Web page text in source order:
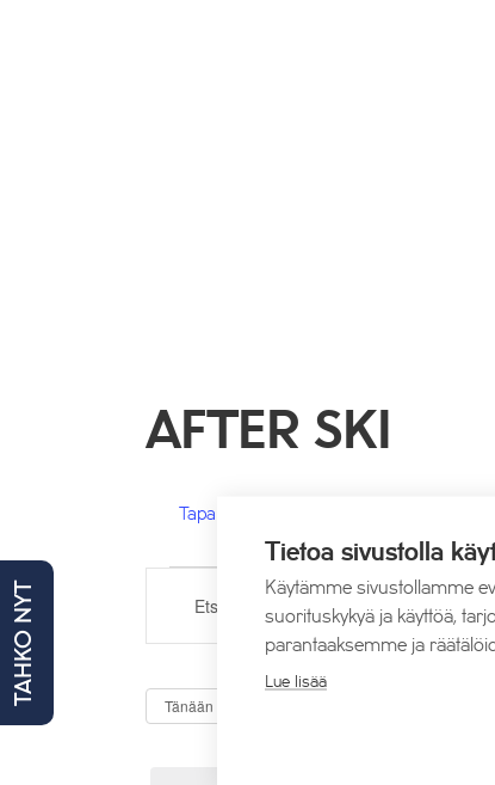
TAHKO NYT
AFTER SKI
Tapahtumat
TAPAHTUMAT
TAPAHTUMAT
NÄKYMÄT
Syötä
Tapahtumat
hakusanalla.
Tänään Tuleva
Tietoa sivustolla
Käytämme sivustollamme
suorituskykyä ja käyttöä,
parantaaksemme ja
Lue lisää